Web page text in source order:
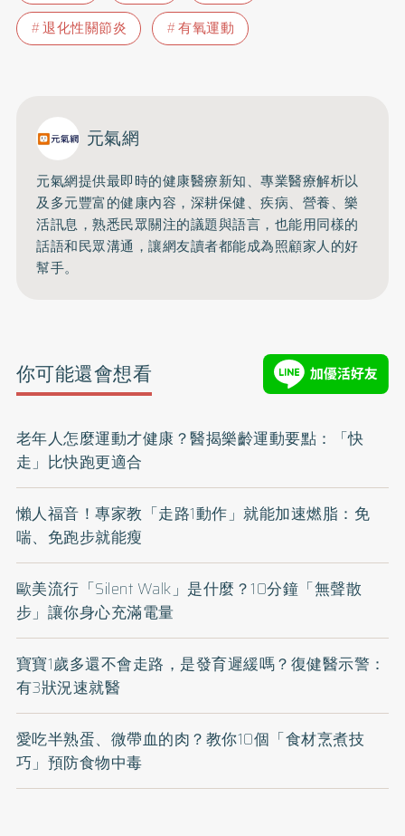
退化性關節炎
有氧運動
元氣網
元氣網提供最即時的健康醫療新知、專業醫療解析以
及多元豐富的健康內容，深耕保健、疾病、營養、樂
活訊息，熟悉民眾關注的議題與語言， 也能用同樣的
話語和民眾溝通，讓網友讀者都能成為照顧家人的好
幫手。
你可能還會想看
老年人怎麼運動才健康？醫揭樂齡運動要點：「快
走」比快跑更適合
懶人福音！專家教「走路1動作」就能加速燃脂：免
喘、免跑步就能瘦
歐美流行「Silent Walk」是什麼？10分鐘「無聲散
步」讓你身心充滿電量
寶寶1歲多還不會走路，是發育遲緩嗎？復健醫示警：
有3狀況速就醫
愛吃半熟蛋、微帶血的肉？教你10個「食材烹煮技
巧」預防食物中毒